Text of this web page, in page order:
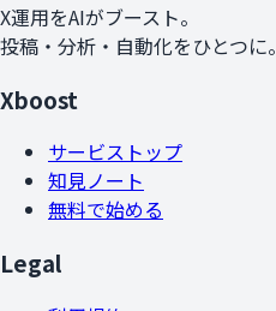
X運用をAIがブースト。
投稿・分析・自動化をひとつに。
Xboost
サービストップ
知見ノート
無料で始める
Legal